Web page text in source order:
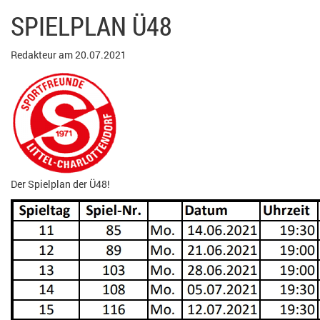
SPIELPLAN Ü48
Redakteur am 20.07.2021
Der Spielplan der Ü48!